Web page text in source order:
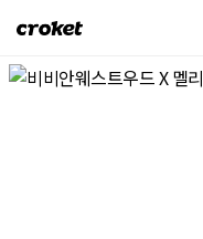
크
켓